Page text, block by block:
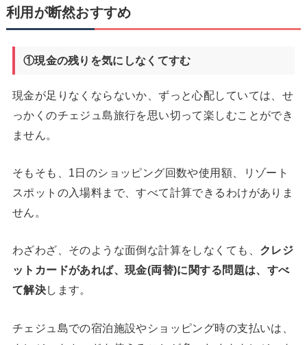
利用が断然おすすめ
①現金の残りを気にしなくてすむ
現金が足りなくならないか、ずっと心配していては、せ
っかくのチェジュ島旅行を思い切って楽しむことができ
ません。
そもそも、1日のショッピング回数や使用額、リゾート
スポットの入場料まで、すべて計算できるわけがありま
せん。
わざわざ、そのような面倒な計算をしなくても、 クレジ
ットカードがあれば、現金(両替)に関する問題は、すべ
て解決します。
チェジュ島での宿泊施設やショッピング時の支払いは、